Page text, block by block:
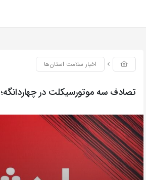
اخبار سلامت استان‌ها
تصادف سه موتورسیکلت در چهاردانگه؛ ۸ نفر مصدوم شدند